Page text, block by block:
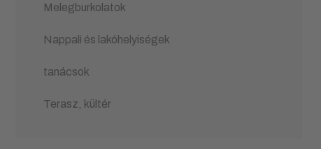
Melegburkolatok
Nappali és lakóhelyiségek
tanácsok
Terasz, kültér